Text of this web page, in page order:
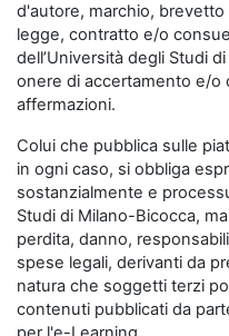
d'autore, marchio,
legge, contratto e/o
dell’Università degli Studi
onere di accertamento e/o
affermazioni.
Colui che pubblica sulle
in ogni caso, si obbliga
sostanzialmente e
Studi di Milano-Bicocca,
perdita, danno,
spese legali, derivanti da
natura che soggetti terzi
contenuti pubblicati da